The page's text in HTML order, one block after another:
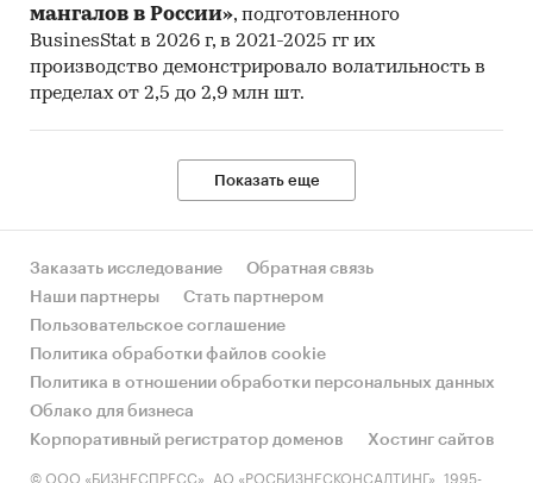
мангалов в России», подготовленного
BusinesStat в 2026 г, в 2021-2025 гг их
производство демонстрировало волатильность в
пределах от 2,5 до 2,9 млн шт.
Показать еще
Заказать исследование
Обратная связь
Наши партнеры
Стать партнером
Пользовательское соглашение
Политика обработки файлов cookie
Политика в отношении обработки персональных данных
Облако для бизнеса
Корпоративный регистратор доменов
Хостинг сайтов
© ООО «БИЗНЕСПРЕСС», АО «РОСБИЗНЕСКОНСАЛТИНГ», 1995-